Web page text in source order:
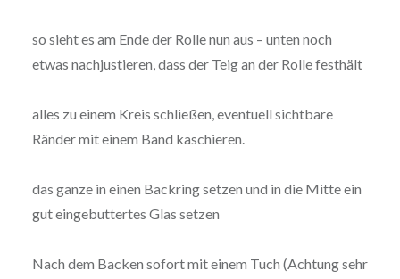
so sieht es am Ende der Rolle nun aus – unten noch
etwas nachjustieren, dass der Teig an der Rolle festhält
alles zu einem Kreis schließen, eventuell sichtbare
Ränder mit einem Band kaschieren.
das ganze in einen Backring setzen und in die Mitte ein
gut eingebuttertes Glas setzen
Nach dem Backen sofort mit einem Tuch (Achtung sehr